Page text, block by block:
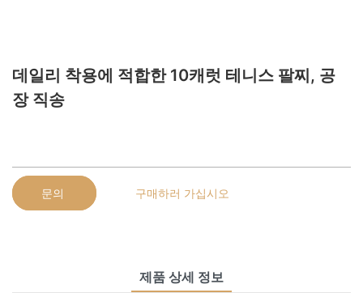
데일리 착용에 적합한 10캐럿 테니스 팔찌, 공
장 직송
문의 구매하러 가십시오
제품 상세 정보